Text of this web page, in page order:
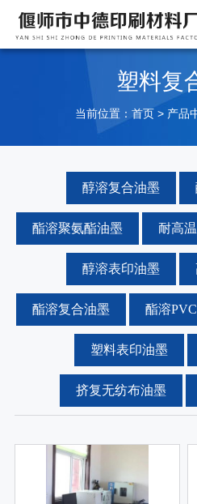
塑料复
当前位置：首页 > 产品
醇溶复合油墨
酯溶聚氨酯油墨 耐高
醇溶表印油墨
酯溶复合油墨 酯溶
塑料表印油墨
挤复无纺布油墨